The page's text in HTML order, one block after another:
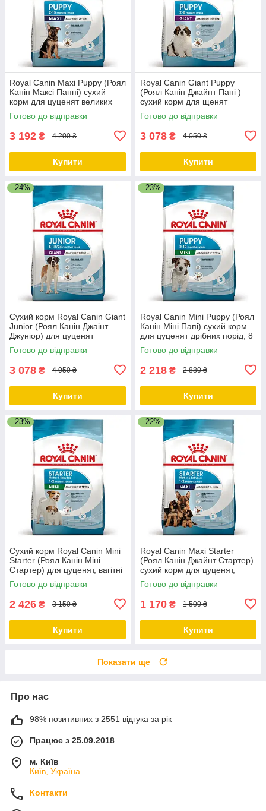
Royal Canin Maxi Puppy (Роял
Канін Максі Паппі) сухий
корм для цуценят великих
порід, 15 КГ
Готово до відправки
3 192 ₴ 4 200 ₴
Купити
Royal Canin Giant Puppy
(Роял Канін Джайнт Папі )
сухий корм для щенят
гігантських порід, 15 КГ
Готово до відправки
3 078 ₴ 4 050 ₴
Купити
–24%
Сухий корм Royal Canin Giant
Junior (Роял Канін Джаінт
Джуніор) для цуценят
гігантських порід, 15 КГ
Готово до відправки
3 078 ₴ 4 050 ₴
Купити
–23%
Royal Canin Mini Puppy (Роял
Канін Міні Папі) сухий корм
для цуценят дрібних порід, 8
КГ
Готово до відправки
2 218 ₴ 2 880 ₴
Купити
–23%
Сухий корм Royal Canin Mini
Starter (Роял Канін Міні
Стартер) для цуценят, вагітні
та годуючі суки 8 КГ
Готово до відправки
2 426 ₴ 3 150 ₴
Купити
–22%
Royal Canin Maxi Starter
(Роял Канін Джайнт Стартер)
сухий корм для цуценят,
вагітні та годуючі суки 4 КГ
Готово до відправки
1 170 ₴ 1 500 ₴
Купити
Показати ще
Про нас
98% позитивних з 2551 відгука за рік
Працює з 25.09.2018
м. Київ
Київ, Україна
Контакти